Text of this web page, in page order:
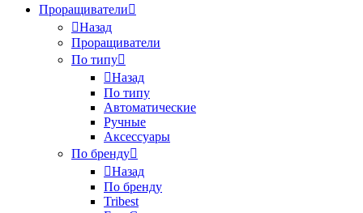
Проращиватели
Назад
Проращиватели
По типу
Назад
По типу
Автоматические
Ручные
Аксессуары
По бренду
Назад
По бренду
Tribest